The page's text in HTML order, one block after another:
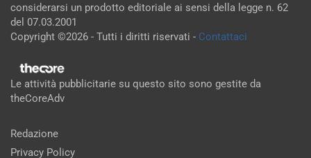
considerarsi un prodotto editoriale ai sensi della legge n. 62
del 07.03.2001
Copyright ©2026 - Tutti i diritti riservati - Contattaci
Le attività pubblicitarie su questo sito sono gestite da
theCoreAdv
Redazione
Privacy Policy